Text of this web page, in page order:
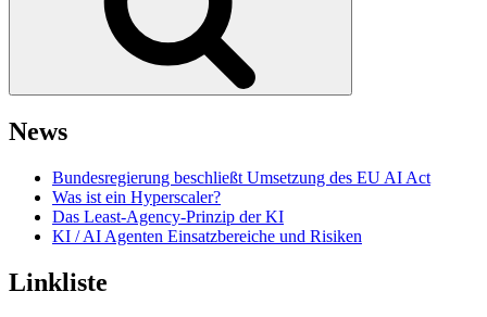
News
Bundesregierung beschließt Umsetzung des EU AI Act
Was ist ein Hyperscaler?
Das Least-Agency-Prinzip der KI
KI / AI Agenten Einsatzbereiche und Risiken
Linkliste